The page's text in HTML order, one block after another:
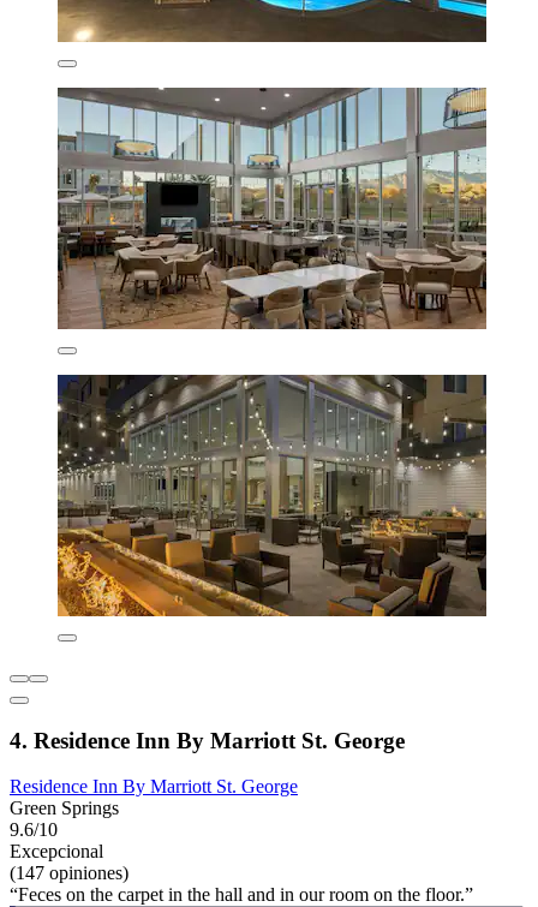
4. Residence Inn By Marriott St. George
Residence Inn By Marriott St. George
Green Springs
9.6/10
Excepcional
(147 opiniones)
“Feces on the carpet in the hall and in our room on the floor.”